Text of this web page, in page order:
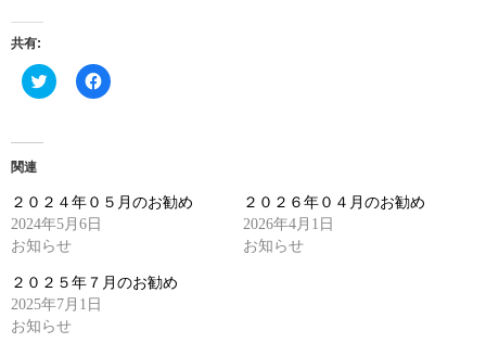
共有:
ク
リ
有
(新
し
い
ィ
ン
ド
ウ
で
Facebook
で
リ
く
だ
関連
２０２４年０５月のお勧め
2024年5月6日
お知らせ
２０２６年０４月のお勧め
2026年4月1日
お知らせ
２０２５年７月のお勧め
2025年7月1日
お知らせ